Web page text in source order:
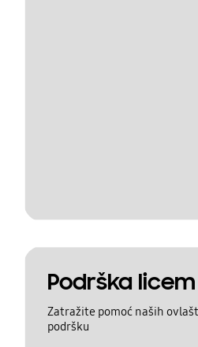
Podrška
Zatražite pomoć naših
podršku